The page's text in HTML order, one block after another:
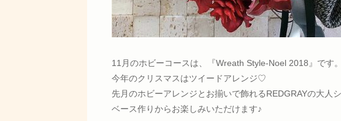
11月のホビーコースは、『Wreath Style-Noel 2018』です。
今年のクリスマスはツイードアレンジ♡
先月のホビーアレンジとお揃いで飾れるREDGRAYの大人
ベース作りからお楽しみいただけます♪